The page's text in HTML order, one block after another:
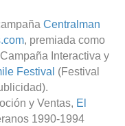
Centralman
, premiada como
Interactiva y
Festival (Festival
y Ventas, El
1990-1994